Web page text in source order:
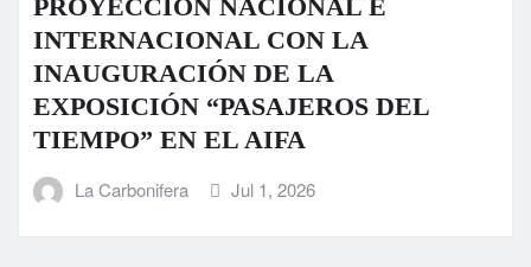
PROYECCIÓN NACIONAL E
INTERNACIONAL CON LA
INAUGURACIÓN DE LA
EXPOSICIÓN “PASAJEROS DEL
TIEMPO” EN EL AIFA
La Carbonifera Jul 1, 2026